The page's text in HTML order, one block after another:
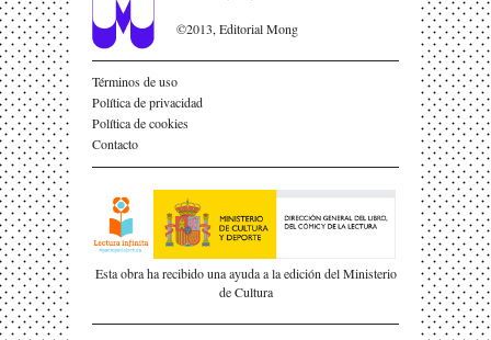
©2013, Editorial Mong
Términos de uso
Política de privacidad
Política de cookies
Contacto
Esta obra ha recibido una ayuda a la edición del Ministerio
de Cultura